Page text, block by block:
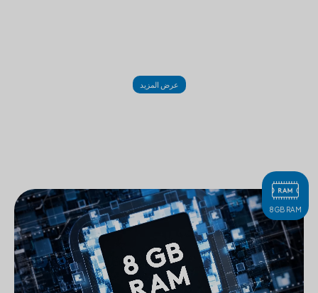
عرض المزيد
8GB RAM